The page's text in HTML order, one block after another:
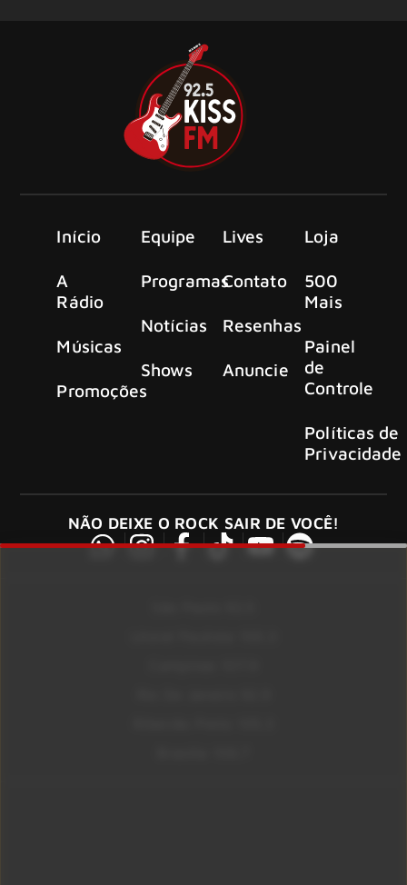
Início
A
Rádio
Músicas
Promoções
Equipe
Programas
Notícias
Shows
Lives
Contato
Resenhas
Anuncie
Loja
500
Mais
Painel
de
Controle
Políticas de
Privacidade
NÃO DEIXE O ROCK SAIR DE VOCÊ!